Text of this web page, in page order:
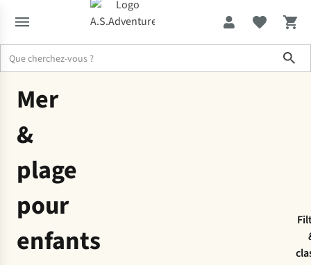
Département
Mer
&
plage
pour
enfants